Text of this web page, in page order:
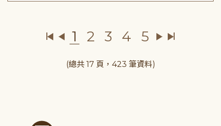
1 2 3 4 5
(總共 17 頁，423 筆資料)